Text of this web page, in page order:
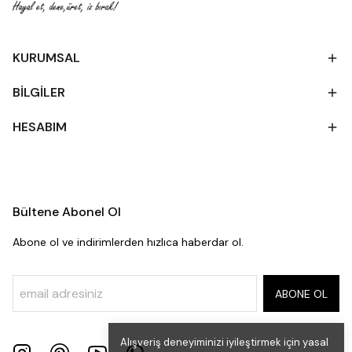
Alışveriş deneyiminizi iyileştirmek için yasal
KURUMSAL
BİLGİLER
HESABIM
Bültene Abonel Ol
Abone ol ve indirimlerden hızlıca haberdar ol.
ABONE OL